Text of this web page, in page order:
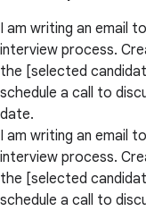
I am writing an email
interview process.
the [selected
schedule a call to
date.
I am writing an email
interview process.
the [selected
schedule a call to